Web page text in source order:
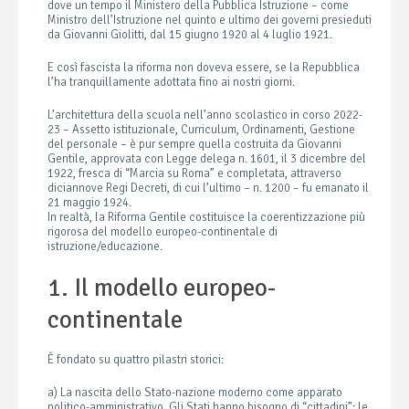
dove un tempo il Ministero della Pubblica Istruzione – come
Ministro dell’Istruzione nel quinto e ultimo dei governi presieduti
da Giovanni Giolitti, dal 15 giugno 1920 al 4 luglio 1921.
E così fascista la riforma non doveva essere, se la Repubblica
l’ha tranquillamente adottata fino ai nostri giorni.
L’architettura della scuola nell’anno scolastico in corso 2022-
23 – Assetto istituzionale, Curriculum, Ordinamenti, Gestione
del personale – è pur sempre quella costruita da Giovanni
Gentile, approvata con Legge delega n. 1601, il 3 dicembre del
1922, fresca di “Marcia su Roma” e completata, attraverso
diciannove Regi Decreti, di cui l’ultimo – n. 1200 – fu emanato il
21 maggio 1924.
In realtà, la Riforma Gentile costituisce la coerentizzazione più
rigorosa del modello europeo-continentale di
istruzione/educazione.
1. Il modello europeo-
continentale
È fondato su quattro pilastri storici:
a) La nascita dello Stato-nazione moderno come apparato